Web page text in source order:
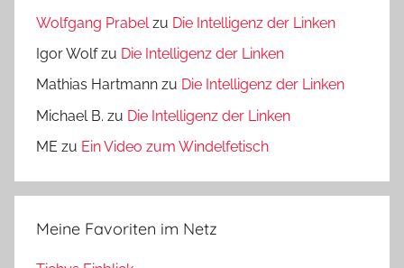
Wolfgang Prabel zu Die Intelligenz der Linken
Igor Wolfzu Die Intelligenz der Linken
Mathias Hartmann zu Die Intelligenz der Linken
Michael B. zu Die Intelligenz der Linken
ME zu Ein Video zum Windelfetisch
Meine Favoriten im Netz